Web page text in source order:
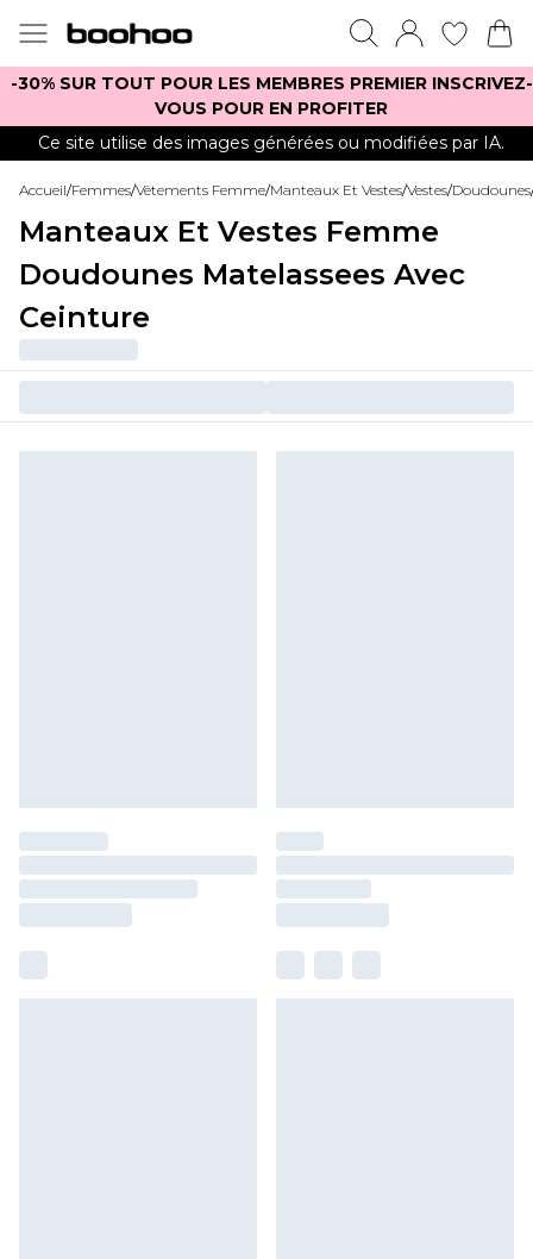
-30% SUR TOUT POUR LES MEMBRES PREMIER INSCRIVEZ-
VOUS POUR EN PROFITER
Ce site utilise des images générées ou modifiées par IA.
Accueil/Femmes/Vêtements Femme/Manteaux Et Vestes/Vestes/Doudounes
Manteaux Et Vestes Femme
Doudounes Matelassees Avec
Ceinture